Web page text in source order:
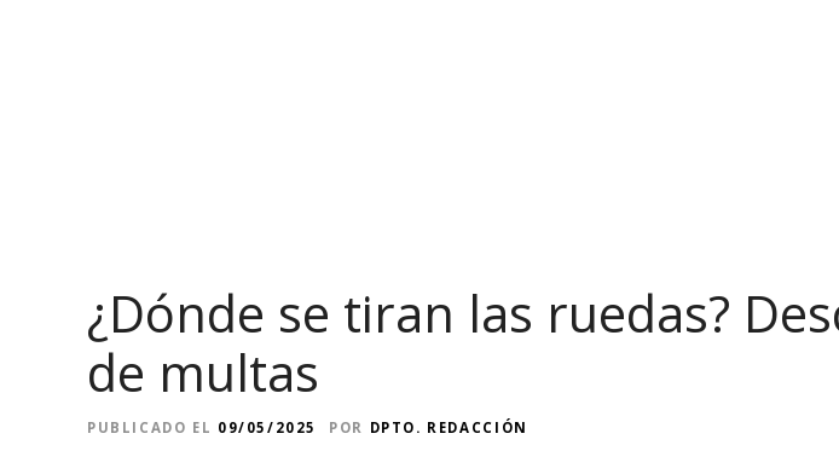
¿Dónde se tiran las ruedas?
de multas
PUBLICADO EL 09/05/2025 POR DPTO. REDACCIÓN